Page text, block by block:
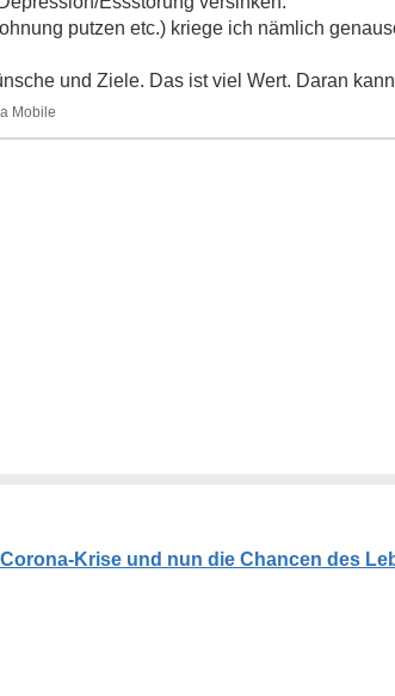
putzen etc.) kriege ich nämlich
und Ziele. Das ist viel Wert. Daran
Corona-Krise und nun die Chancen des